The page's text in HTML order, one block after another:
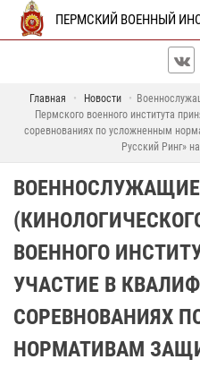
ПЕРМСКИЙ ВОЕННЫЙ
Главная Новости
Пермского военного института
соревнованиях по усложненным
Русский Ринг»
ВОЕННОСЛУЖАЩИЕ
ВОЕННОГО
УЧАСТИЕ В
СОРЕВНОВАНИЯХ
НОРМАТИВАМ